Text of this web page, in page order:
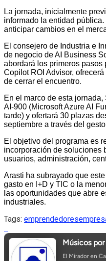
La jornada, inicialmente
informado la entidad
anticipar cambios en el
El consejero de Industria e
de negocio de AI Business
abordará los primeros pasos
Copilot ROI Advisor,
de cerrar el encuentro.
En el marco de esta
AI-900 (Microsoft Azure AI
tarde) y ofertará 30 plazas
septiembre a través del
El objetivo del programa es
incorporación de soluciones
usuarios, administración,
Arasti ha subrayado que
gasto en I+D y TIC o la
las oportunidades que abre
industriales.
Tags: emprendedores